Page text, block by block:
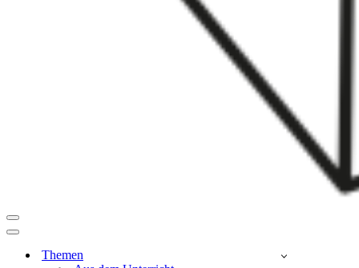
Navigationsmenü
Navigationsmenü
Themen